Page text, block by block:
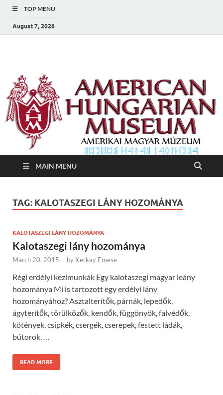
TOP MENU
August 7, 2026
Amerikai Magyar
Múzeum
MAIN MENU
TAG: KALOTASZEGI LÁNY HOZOMÁNYA
KALOTASZEGI LÁNY HOZOMÁNYA
Kalotaszegi lány hozománya
March 20, 2015 - by Kerkay Emese
Régi erdélyi kézimunkák Egy kalotaszegi magyar leány
hozománya Mi is tartozott egy erdélyi lány
hozományához? Asztalterítők, párnák, lepedők,
ágyterítők, törülközők, kendők, függönyök, falvédők,
kötények, csipkék, csergék, cserepek, festett ládák,
bútorok, …
READ MORE